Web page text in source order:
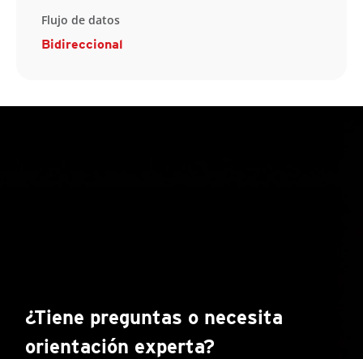
Flujo de datos
Bidireccional
¿Tiene preguntas o necesita
orientación experta?